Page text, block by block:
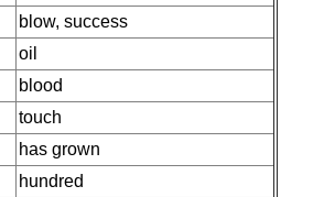
blow, success
oil
blood
touch
has grown
hundred